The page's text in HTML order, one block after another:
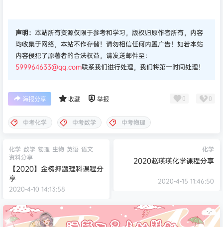
声明： 本站所有资源仅限于参考和学习，版权归原作者所有，内容
均收集于网络，本站不作存储！请勿相信任何内置广告！如若本站
内容侵犯了原著者的合法权益，请发送邮件至：
599964633@qq.com联系我们进行处理，我们将第一时间处理！
海报分享 收藏 举报 0 0
中考化学 中考数学 中考物理
化学 数学 物理 生物 英语 语文
资料分享
【2020】金榜押题理科课程分
享
2020-4-10 14:13:58
化学
2020赵瑛瑛化学课程分享
2020-4-15 11:46:50